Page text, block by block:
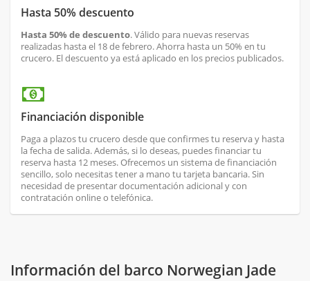
Hasta 50% descuento
Hasta 50% de descuento. Válido para nuevas reservas
realizadas hasta el 18 de febrero. Ahorra hasta un 50% en tu
crucero. El descuento ya está aplicado en los precios publicados.
Financiación disponible
Paga a plazos tu crucero desde que confirmes tu reserva y hasta
la fecha de salida. Además, si lo deseas, puedes financiar tu
reserva hasta 12 meses. Ofrecemos un sistema de financiación
sencillo, solo necesitas tener a mano tu tarjeta bancaria. Sin
necesidad de presentar documentación adicional y con
contratación online o telefónica.
Información del barco Norwegian Jade